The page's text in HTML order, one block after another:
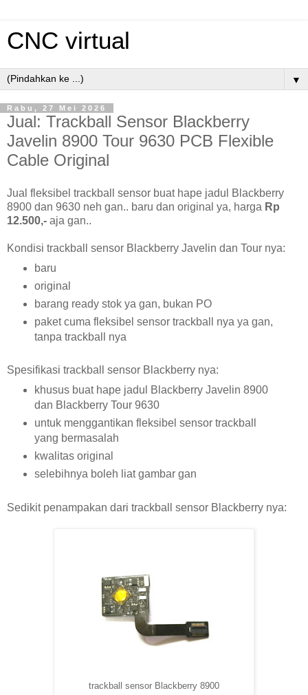
CNC virtual
▼
Rabu, 27 Mei 2026
Jual: Trackball Sensor Blackberry
Javelin 8900 Tour 9630 PCB Flexible
Cable Original
Jual fleksibel trackball sensor buat hape jadul Blackberry
8900 dan 9630 neh gan.. baru dan original ya, harga Rp
12.500,- aja gan..
Kondisi trackball sensor Blackberry Javelin dan Tour nya:
baru
original
barang ready stok ya gan, bukan PO
paket cuma fleksibel sensor trackball nya ya gan,
tanpa trackball nya
Spesifikasi trackball sensor Blackberry nya:
khusus buat hape jadul Blackberry Javelin 8900
dan Blackberry Tour 9630
untuk menggantikan fleksibel sensor trackball
yang bermasalah
kwalitas original
selebihnya boleh liat gambar gan
Sedikit penampakan dari trackball sensor Blackberry nya:
trackball sensor Blackberry 8900